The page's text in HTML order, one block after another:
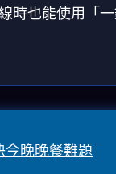
時也能使用「
今晚晚餐難題